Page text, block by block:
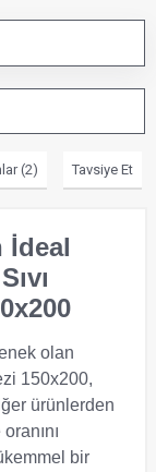
(2) Tavsiye Et
İdeal
olan
150x200,
ürünlerden
bir